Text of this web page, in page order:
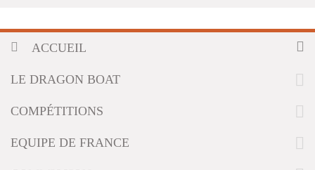
n
g
ACCUEIL
LE DRAGON BOAT
COMPÉTITIONS
EQUIPE DE FRANCE